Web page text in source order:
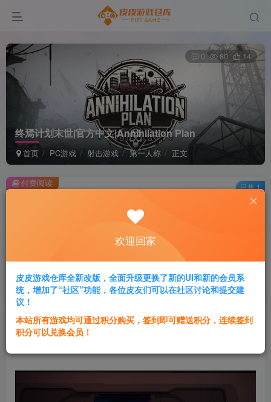
终焉计划末世|官方中文|Annihilation Plan
首页 PC游戏 射击游戏 第一人称 正文
0 80 14
此内容为付费阅读，请付费后查看
1积分
黄金会员免费 超级会员免费
登录购买
付费阅读 已售 1
群主1号
欢迎回家
皮皮游戏仓库全新改版，全面升级更换了新的UI和新的会员系
统，增加了“社区”功能，各位皮友们可以在社区讨论和提交建
议！
本站所有游戏均可通过积分购买，签到即可赠送积分，连续签到
积分可以兑换会员！